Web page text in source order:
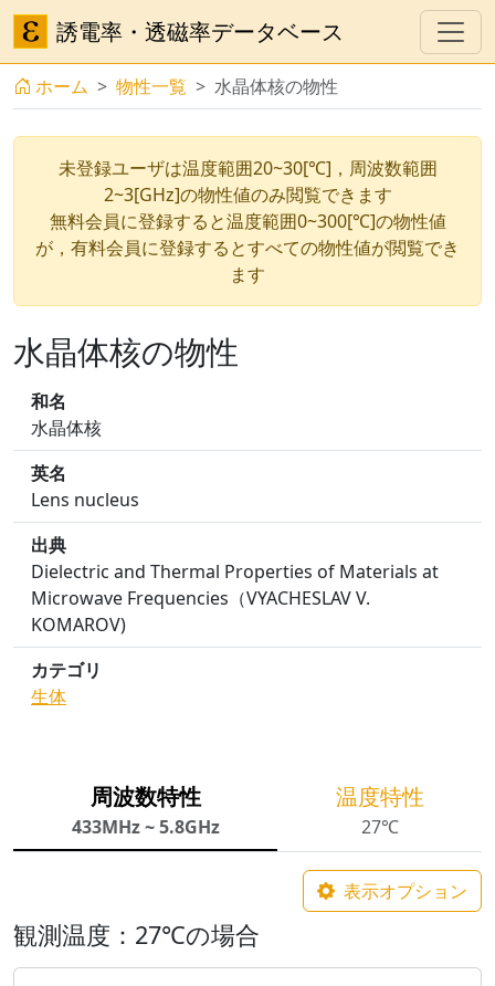
誘電率・透磁率データベース
ホーム 物性一覧 水晶体核の物性
未登録ユーザは温度範囲20~30[℃]，周波数範囲
2~3[GHz]の物性値のみ閲覧できます
無料会員に登録すると温度範囲0~300[℃]の物性値
が，有料会員に登録するとすべての物性値が閲覧でき
ます
水晶体核の物性
和名
水晶体核
英名
Lens nucleus
出典
Dielectric and Thermal Properties of Materials at
Microwave Frequencies（VYACHESLAV V.
KOMAROV)
カテゴリ
生体
周波数特性
433MHz ~ 5.8GHz
温度特性
27℃
表示オプション
観測温度：27℃の場合